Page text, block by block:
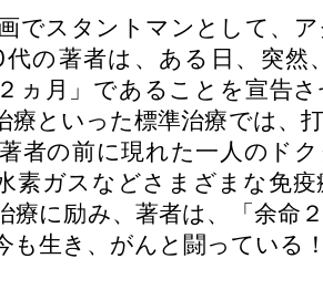
でスタントマンとして、
の著者は、ある日、突然
ヵ月」であることを宣告
療といった標準治療では、
者の前に現れた一人のド
素ガスなどさまざまな免
療に励み、著者は、「余命
も生き、がんと闘っている